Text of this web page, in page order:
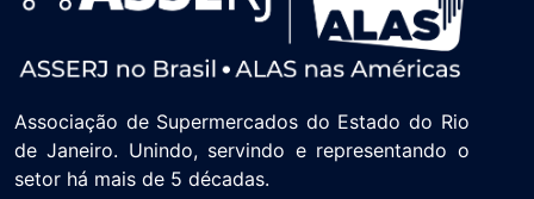
Associação de Supermercados do Estado do Rio
de Janeiro. Unindo, servindo e representando o
setor há mais de 5 décadas.